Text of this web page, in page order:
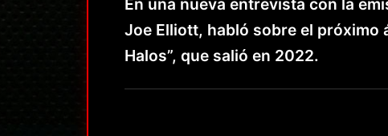
En una nueva entrevista con la
Joe Elliott, habló sobre el próximo
Halos”, que salió en 2022.